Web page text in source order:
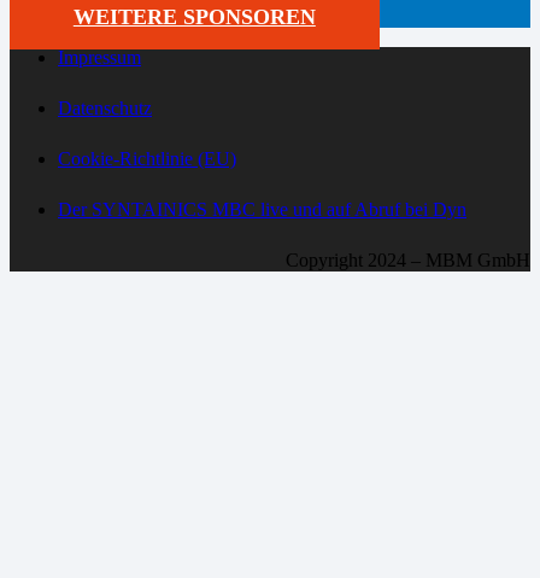
WEITERE SPONSOREN
Impressum
Datenschutz
Cookie-Richtlinie (EU)
Der SYNTAINICS MBC live und auf Abruf bei Dyn
Copyright 2024 – MBM GmbH